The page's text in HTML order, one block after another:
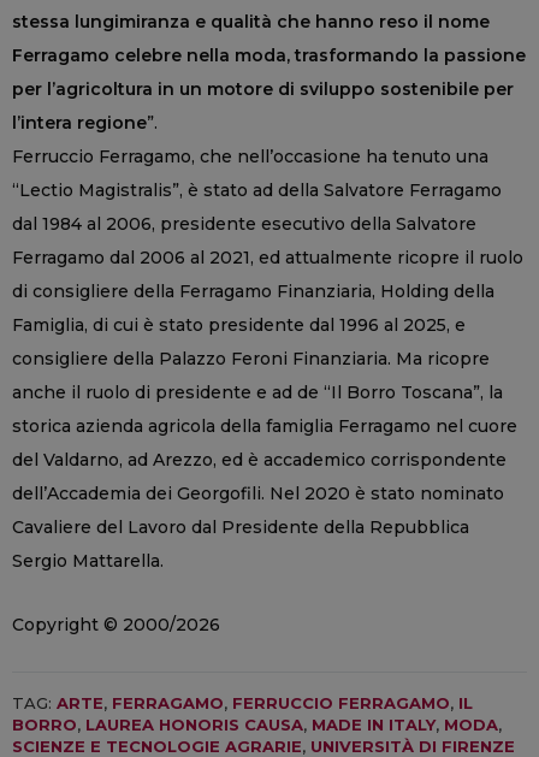
stessa lungimiranza e qualità che hanno reso il nome
Ferragamo celebre nella moda, trasformando la passione
per l’agricoltura in un motore di sviluppo sostenibile per
l’intera regione”.
Ferruccio Ferragamo, che nell’occasione ha tenuto una
“Lectio Magistralis”, è stato ad della Salvatore Ferragamo
dal 1984 al 2006, presidente esecutivo della Salvatore
Ferragamo dal 2006 al 2021, ed attualmente ricopre il ruolo
di consigliere della Ferragamo Finanziaria, Holding della
Famiglia, di cui è stato presidente dal 1996 al 2025, e
consigliere della Palazzo Feroni Finanziaria. Ma ricopre
anche il ruolo di presidente e ad de “Il Borro Toscana”, la
storica azienda agricola della famiglia Ferragamo nel cuore
del Valdarno, ad Arezzo, ed è accademico corrispondente
dell’Accademia dei Georgofili. Nel 2020 è stato nominato
Cavaliere del Lavoro dal Presidente della Repubblica
Sergio Mattarella.
Copyright © 2000/2026
TAG: ARTE, FERRAGAMO, FERRUCCIO FERRAGAMO, IL
BORRO, LAUREA HONORIS CAUSA, MADE IN ITALY, MODA,
SCIENZE E TECNOLOGIE AGRARIE, UNIVERSITÀ DI FIRENZE